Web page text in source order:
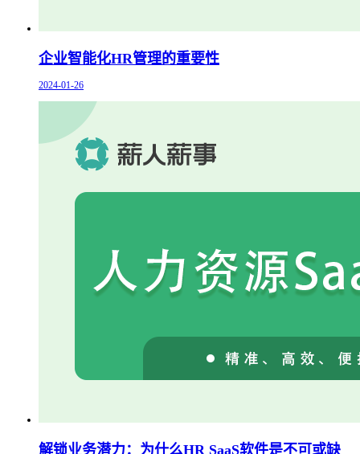
企业智能化HR管理的重要性
2024-01-26
解锁业务潜力：为什么HR SaaS软件是不可或缺